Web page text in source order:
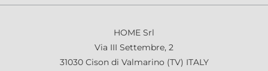
HOME Srl
Via III Settembre, 2
31030 Cison di Valmarino (TV) ITALY